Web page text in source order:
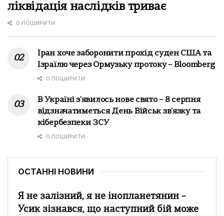
ліквідація наслідків триває
0 ПОШИРИТИ
Іран хоче заборонити прохід суден США та
Ізраїлю через Ормузьку протоку – Bloomberg
0 ПОШИРИТИ
В Україні з'явилось нове свято – 8 серпня
відзначатиметься День Військ зв'язку та
кібербезпеки ЗСУ
0 ПОШИРИТИ
ОСТАННІ НОВИНИ
Я не залізний, я не інопланетянин –
Усик зізнався, що наступний бій може